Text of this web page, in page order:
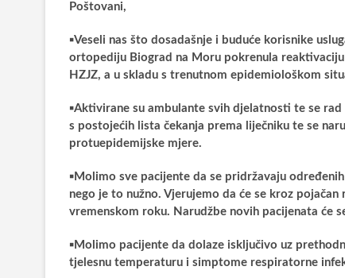
Poštovani,
▪️Veseli nas što dosadašnje i buduće korisnike
ortopediju Biograd na Moru pokrenula
HZJZ, a u skladu s trenutnom epidemiološkom
▪️Aktivirane su ambulante svih djelatnosti te se
s postojećih lista čekanja prema liječniku te se
protuepidemijske mjere.
▪️ Molimo sve pacijente da se pridržavaju
nego je to nužno. Vjerujemo da će se kroz
vremenskom roku. Narudžbe novih pacijenata će
▪️ Molimo pacijente da dolaze isključivo uz
tjelesnu temperaturu i simptome respiratorne